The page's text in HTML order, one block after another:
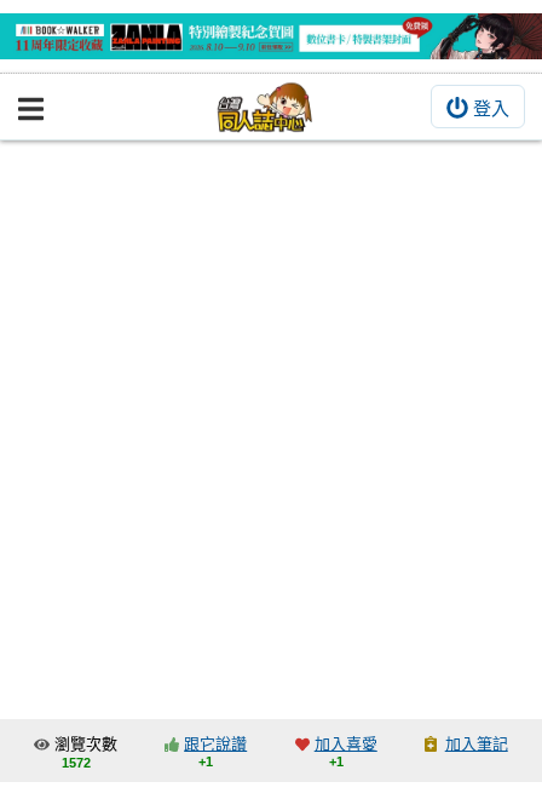
登入
BOOKY書集倉庫
交流中心
瀏覽次數
1572
跟它說讚
+1
加入喜愛
+1
加入筆記